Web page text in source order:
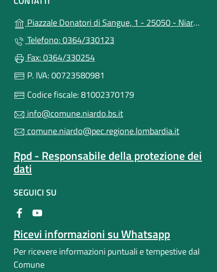
Piazzale Donatori di Sangue, 1 - 25050 - Niardo (BS)
Telefono: 0364/330123
Fax: 0364/330254
P. IVA: 00723580981
Codice fiscale: 81002370179
info@comune.niardo.bs.it
comune.niardo@pec.regione.lombardia.it
Rpd - Responsabile della protezione dei
dati
SEGUICI SU
Ricevi informazioni su Whatsapp
Per ricevere informazioni puntuali e tempestive dal
Comune